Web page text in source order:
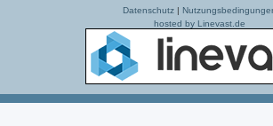
Datenschutz|
hosted by Linevast.de